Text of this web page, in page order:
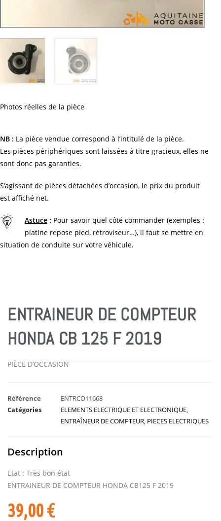
Photos réelles de la pièce
NB : La pièce vendue correspond à l’intitulé de la pièce.
Les pièces périphériques sont laissées à titre gracieux, elles ne
sont donc pas garanties.
S’agissant de pièces détachées d’occasion, le prix du produit
est affiché net.
Astuce : Pour savoir quel côté commander (exemples :
platine repose pied, rétroviseur…), il faut se mettre en
situation de conduite sur votre véhicule.
ENTRAINEUR DE COMPTEUR
HONDA CB 125 F 2019
PIÈCE D’OCCASION
Référence
ENTRCO11668
Catégories
ELEMENTS ELECTRIQUE ET ELECTRONIQUE
ENTRAÎNEUR DE COMPTEUR PIECES ELECTRIQUES
Description
Etat : Très bon état
ENTRAINEUR DE COMPTEUR HONDA CB125 F 2019
39,00€